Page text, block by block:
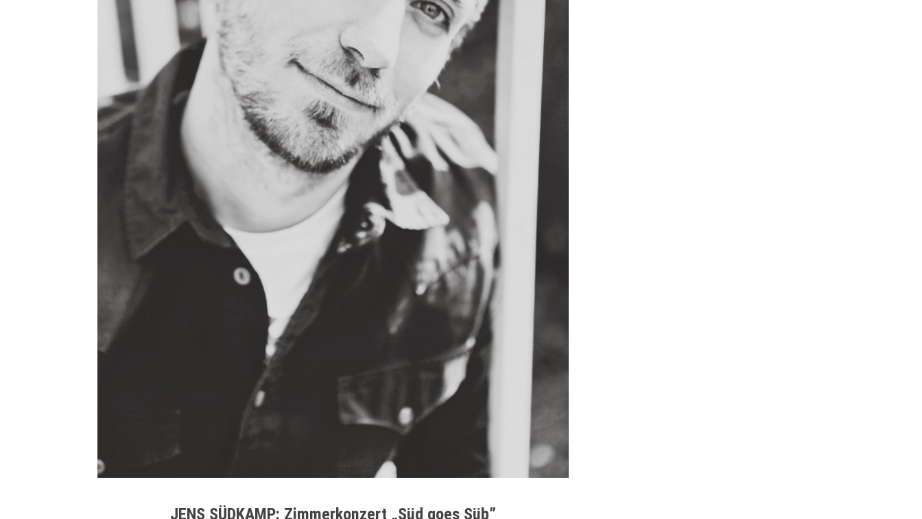
JENS SÜDKAMP: Zimmerkonzert „Süd goes Süb”